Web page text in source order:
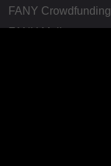
FANY Crowdfunding
FANY Mall